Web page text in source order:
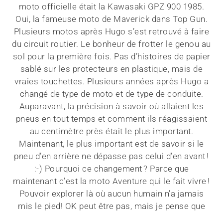
moto officielle était la Kawasaki GPZ 900 1985.
Oui, la fameuse moto de Maverick dans Top Gun.
Plusieurs motos après Hugo s’est retrouvé à faire
du circuit routier. Le bonheur de frotter le genou au
sol pour la première fois. Pas d’histoires de papier
sablé sur les protecteurs en plastique, mais de
vraies touchettes. Plusieurs années après Hugo a
changé de type de moto et de type de conduite.
Auparavant, la précision à savoir où allaient les
pneus en tout temps et comment ils réagissaient
au centimètre près était le plus important.
Maintenant, le plus important est de savoir si le
pneu d’en arrière ne dépasse pas celui d’en avant !
:-) Pourquoi ce changement ? Parce que
maintenant c’est la moto Aventure qui le fait vivre !
Pouvoir explorer là où aucun humain n’a jamais
mis le pied! OK peut être pas, mais je pense que